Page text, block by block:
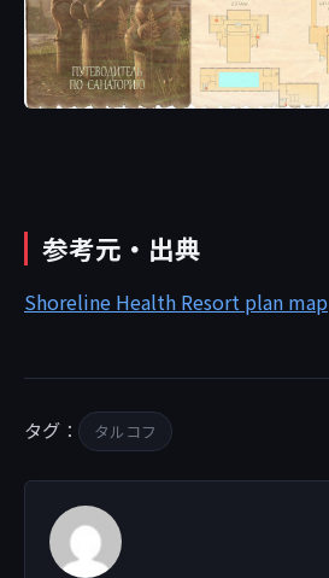
参考元・出典
Shoreline Health Resort plan map
タグ： タルコフ